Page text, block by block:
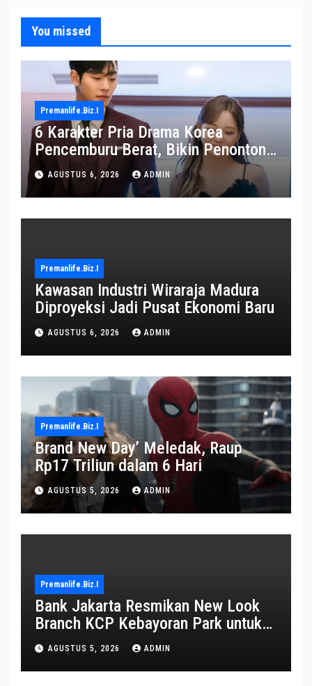
You missed
Premanlife.biz.i
6 Karakter Pria Drama Korea
Pencemburu Berat, Bikin Penonton
Gemas
AGUSTUS 6, 2026 ADMIN
Premanlife.biz.i
Kawasan Industri Wiraraja Madura
Diproyeksi Jadi Pusat Ekonomi Baru
AGUSTUS 6, 2026 ADMIN
Premanlife.biz.i
Brand New Day’ Meledak, Raup
Rp17 Triliun dalam 6 Hari
AGUSTUS 5, 2026 ADMIN
Premanlife.biz.i
Bank Jakarta Resmikan New Look
Branch KCP Kebayoran Park untuk
Transformasi Layanan
AGUSTUS 5, 2026 ADMIN